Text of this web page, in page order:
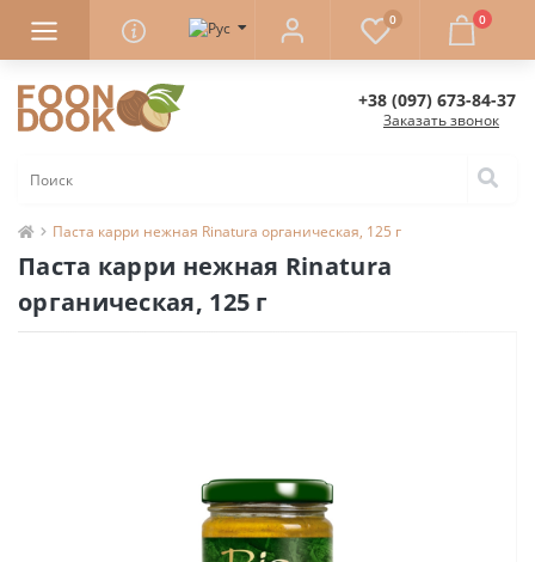
0 0
+38 (097) 673-84-37
Заказать звонок
Паста карри нежная Rinatura органическая, 125 г
Паста карри нежная Rinatura
органическая, 125 г